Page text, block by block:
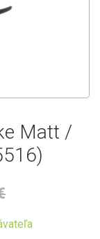
Matt /